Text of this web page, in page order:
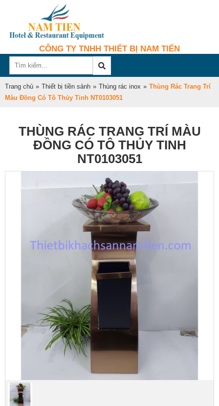
CÔNG TY TNHH THIẾT BỊ NAM TIẾN
Trang chủ » Thiết bị tiền sảnh » Thùng rác inox » Thùng Rác Trang Trí
Màu Đồng Có Tô Thủy Tinh NT0103051
THÙNG RÁC TRANG TRÍ MÀU
ĐỒNG CÓ TÔ THỦY TINH
NT0103051